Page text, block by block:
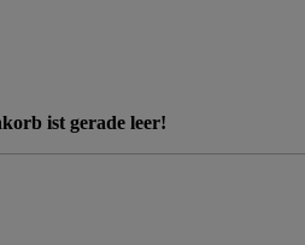
ist gerade leer!